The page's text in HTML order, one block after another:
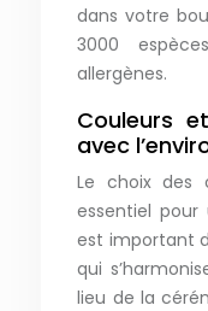
dans votre
3000
allergènes.
Couleurs
avec
Le choix des
essentiel
est important
qui
lieu de la